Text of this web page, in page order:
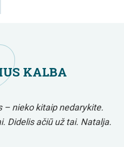
KALBA
– nieko kitaip nedarykite.
Didelis ačiū už tai. Natalja.